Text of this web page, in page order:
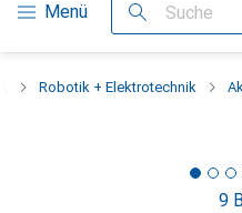
Menü Suche
Robotik + Elektrotechnik
9